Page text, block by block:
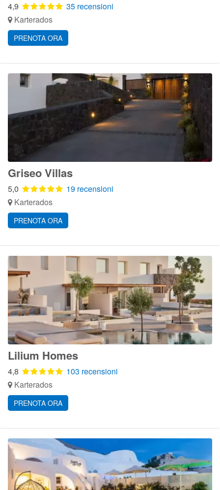
4,9
35 recensioni
Karterados
PRENOTA ORA
Griseo Villas
5,0
19 recensioni
Karterados
PRENOTA ORA
Lilium Homes
4,8
103 recensioni
Karterados
PRENOTA ORA